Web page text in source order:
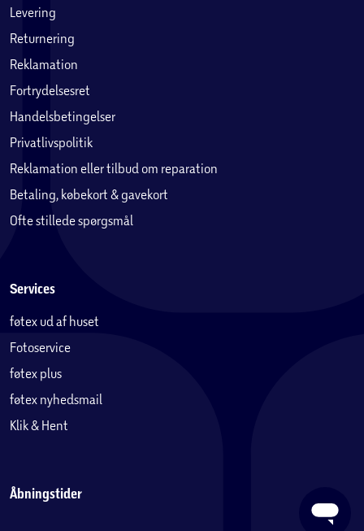
Levering
Returnering
Reklamation
Fortrydelsesret
Handelsbetingelser
Privatlivspolitik
Reklamation eller tilbud om reparation
Betaling, købekort & gavekort
Ofte stillede spørgsmål
Services
føtex ud af huset
Fotoservice
føtex plus
føtex nyhedsmail
Klik & Hent
Åbningstider